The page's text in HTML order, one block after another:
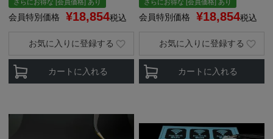
さらにお得な [会員価格] あり
会員特別価格 ¥18,854税込
カートに入れる
お気に入りに登録する
さらにお得な [会員価格] あり
会員特別価格 ¥18,854税込
カートに入れる
お気に入りに登録する